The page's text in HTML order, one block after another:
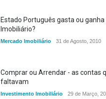
Estado Português gasta ou ganha
Imobiliário?
Mercado Imobiliário 31 de Agosto, 2010
Comprar ou Arrendar - as contas
faltavam
Investimento Imobiliário 29 de Março,